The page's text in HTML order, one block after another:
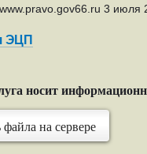
3 июля
ЭЦП
носит
на сервере